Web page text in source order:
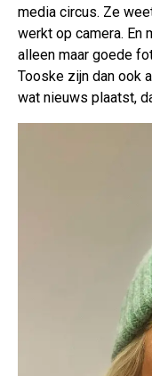
media circus. Ze
werkt op camera. En
alleen maar goede
Tooske zijn dan ook
wat nieuws plaatst,